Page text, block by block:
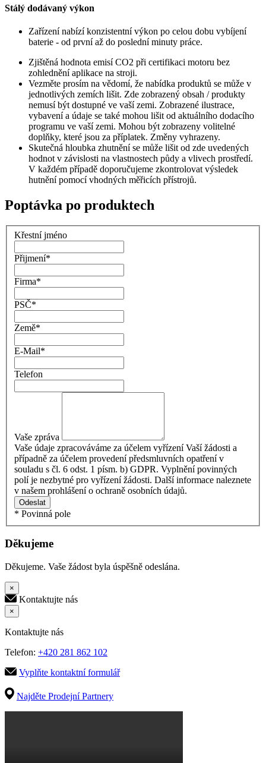
Stálý dodávaný výkon
Zařízení nabízí konzistentní výkon po celou dobu vybíjení
baterie - od první až do poslední minuty práce.
Zjištěná hodnota emisí CO2 při certifikaci motoru bez
zohlednění aplikace na stroji.
Vezměte prosím na vědomí, že nabídka produktů se může v
jednotlivých zemích lišit. Zde zobrazený obsah / produkty
nemusí být dostupné ve vaší zemi. Zobrazené ilustrace,
vybavení a údaje se také mohou lišit od aktuálního dodacího
programu ve vaší zemi. Mohou být zobrazeny volitelné
doplňky, které jsou za příplatek. Změny vyhrazeny.
Skutečná hloubka zhutnění se může lišit od zde uvedených
hodnot v závislosti na vlastnostech půdy a vlivech prostředí.
V každém případě doporučujeme zkontrolovat výsledek
hutnění pomocí vhodných měřicích přístrojů.
Poptávka po produktech
Křestní jméno
Přijmení*
Firma*
PSČ*
Země*
E-Mail*
Telefon
Vaše zpráva
Vaše údaje zpracováváme za účelem vyřízení Vaší žádosti a
případně za účelem provedení předsmluvních opatření v
souladu s čl. 6 odst. 1 písm. b) GDPR. Vyplnění povinných
polí je nezbytné pro vyřízení žádosti. Další informace naleznete
v našem prohlášení o ochraně osobních údajů.
Odeslat
* Povinná pole
Děkujeme
Děkujeme. Vaše žádost byla úspěšně odeslána.
×
Kontaktujte nás
×
Kontaktujte nás
Telefon: +420 281 862 102
Vyplňte kontaktní formulář
Najděte Prodejní Partnery